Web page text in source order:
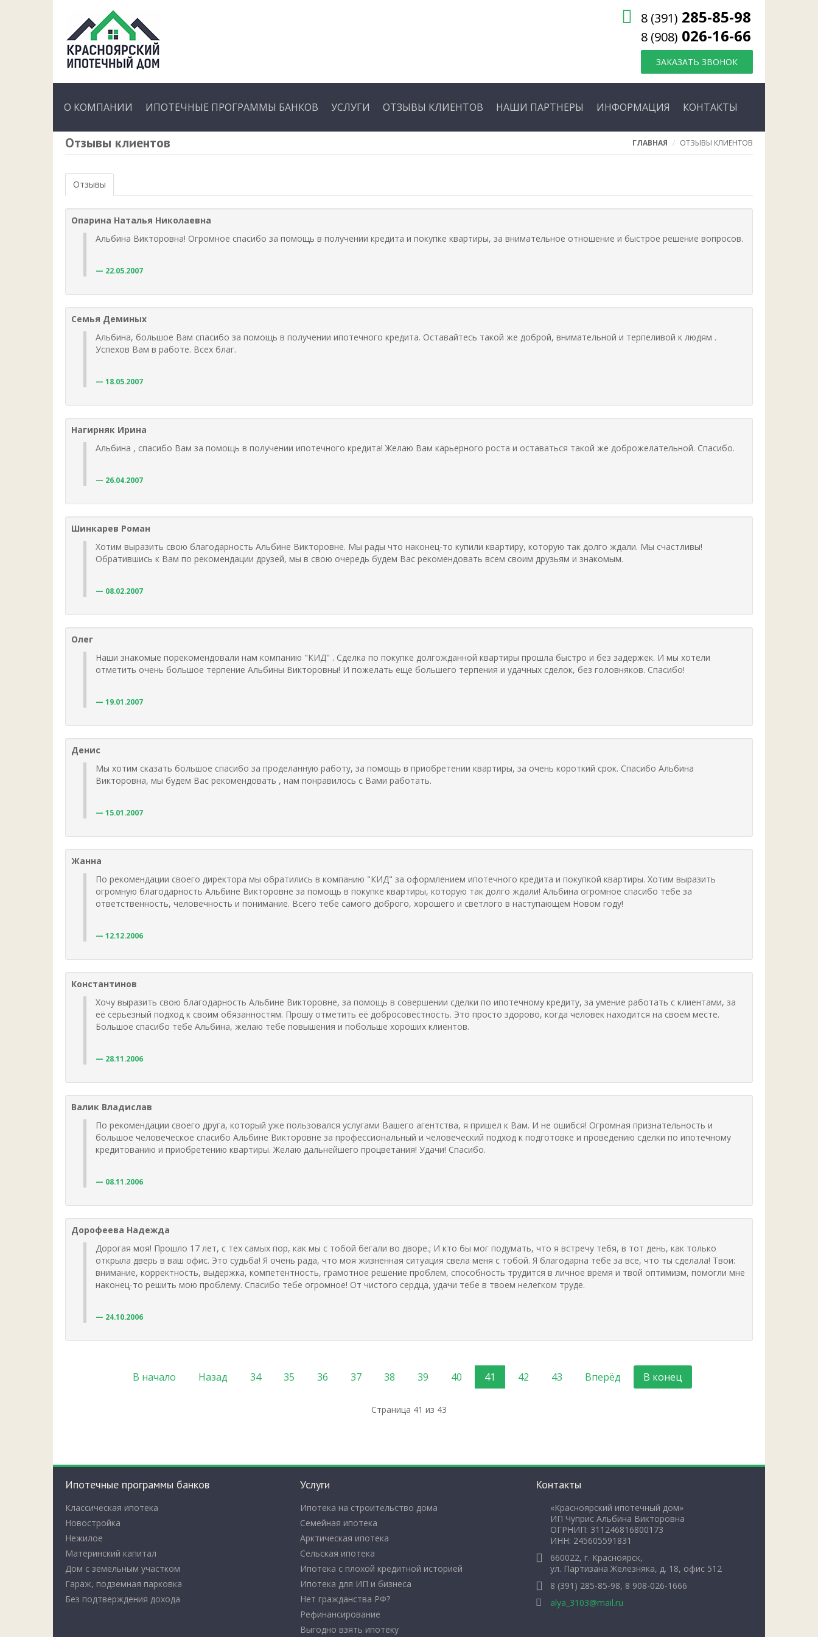
8 (391) 285-85-98
8 (908) 026-16-66
ЗАКАЗАТЬ ЗВОНОК
О КОМПАНИИ ИПОТЕЧНЫЕ ПРОГРАММЫ БАНКОВ УСЛУГИ ОТЗЫВЫ КЛИЕНТОВ НАШИ ПАРТНЕРЫ ИНФОРМАЦИЯ КОНТАКТЫ
ГЛАВНАЯ ОТЗЫВЫ КЛИЕНТОВ
Отзывы клиентов
Отзывы
Опарина Наталья Николаевна
Альбина Викторовна! Огромное спасибо за помощь в получении кредита и покупке квартиры, за внимательное отношение и быстрое решение вопросов.
22.05.2007
Семья Деминых
Альбина, большое Вам спасибо за помощь в получении ипотечного кредита. Оставайтесь такой же доброй, внимательной и терпеливой к людям .
Успехов Вам в работе. Всех благ.
18.05.2007
Нагирняк Ирина
Альбина , спасибо Вам за помощь в получении ипотечного кредита! Желаю Вам карьерного роста и оставаться такой же доброжелательной. Спасибо.
26.04.2007
Шинкарев Роман
Хотим выразить свою благодарность Альбине Викторовне. Мы рады что наконец-то купили квартиру, которую так долго ждали. Мы счастливы!
Обратившись к Вам по рекомендации друзей, мы в свою очередь будем Вас рекомендовать всем своим друзьям и знакомым.
08.02.2007
Олег
Наши знакомые порекомендовали нам компанию "КИД" . Сделка по покупке долгожданной квартиры прошла быстро и без задержек. И мы хотели
отметить очень большое терпение Альбины Викторовны! И пожелать еще большего терпения и удачных сделок, без головняков. Спасибо!
19.01.2007
Денис
Мы хотим сказать большое спасибо за проделанную работу, за помощь в приобретении квартиры, за очень короткий срок. Спасибо Альбина
Викторовна, мы будем Вас рекомендовать , нам понравилось с Вами работать.
15.01.2007
Жанна
По рекомендации своего директора мы обратились в компанию "КИД" за оформлением ипотечного кредита и покупкой квартиры. Хотим выразить
огромную благодарность Альбине Викторовне за помощь в покупке квартиры, которую так долго ждали! Альбина огромное спасибо тебе за
ответственность, человечность и понимание. Всего тебе самого доброго, хорошего и светлого в наступающем Новом году!
12.12.2006
Константинов
Хочу выразить свою благодарность Альбине Викторовне, за помощь в совершении сделки по ипотечному кредиту, за умение работать с клиентами, за
её серьезный подход к своим обязанностям. Прошу отметить её добросовестность. Это просто здорово, когда человек находится на своем месте.
Большое спасибо тебе Альбина, желаю тебе повышения и побольше хороших клиентов.
28.11.2006
Валик Владислав
По рекомендации своего друга, который уже пользовался услугами Вашего агентства, я пришел к Вам. И не ошибся! Огромная признательность и
большое человеческое спасибо Альбине Викторовне за профессиональный и человеческий подход к подготовке и проведению сделки по ипотечному
кредитованию и приобретению квартиры. Желаю дальнейшего процветания! Удачи! Спасибо.
08.11.2006
Дорофеева Надежда
Дорогая моя! Прошло 17 лет, с тех самых пор, как мы с тобой бегали во дворе.; И кто бы мог подумать, что я встречу тебя, в тот день, как только
открыла дверь в ваш офис. Это судьба! Я очень рада, что моя жизненная ситуация свела меня с тобой. Я благодарна тебе за все, что ты сделала! Твои:
внимание, корректность, выдержка, компетентность, грамотное решение проблем, способность трудится в личное время и твой оптимизм, помогли мне
наконец-то решить мою проблему. Спасибо тебе огромное! От чистого сердца, удачи тебе в твоем нелегком труде.
24.10.2006
В начало Назад 34 35 36 37 38 39 40 41 42 43 Вперёд В конец
Страница 41 из 43
Ипотечные программы банков
Классическая ипотека
Новостройка
Нежилое
Материнский капитал
Дом с земельным участком
Гараж, подземная парковка
Без подтверждения дохода
Услуги
Ипотека на строительство дома
Семейная ипотека
Арктическая ипотека
Сельская ипотека
Ипотека с плохой кредитной историей
Ипотека для ИП и бизнеса
Нет гражданства РФ?
Рефинансирование
Выгодно взять ипотеку
Контакты
«Красноярский ипотечный дом»
ИП Чуприс Альбина Викторовна
ОГРНИП: 311246816800173
ИНН: 245605591831
660022, г. Красноярск,
ул. Партизана Железняка, д. 18, офис 512
8 (391) 285-85-98, 8 908-026-1666
alya_3103@mail.ru